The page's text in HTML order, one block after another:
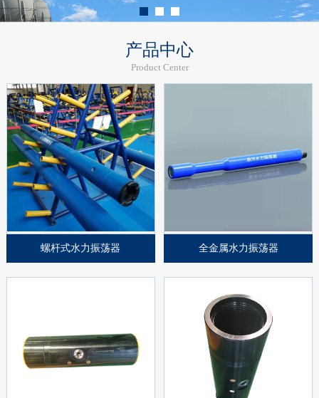
产品中心
Product Center
螺杆式水力振荡器 全金属水力振荡器